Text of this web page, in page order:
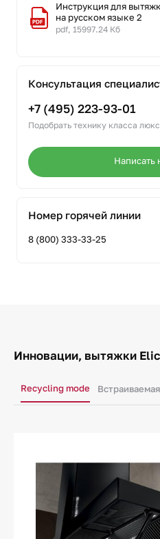
Инструкция для
на русском языке 2
pdf, 15997.24 Кб
Консультация
+7 (495) 223-93-01
Подобрать технику класса люкс
Написать
Номер горячей линии
8 (800) 333-33-25
Инновации, вытяжки
Recycling mode